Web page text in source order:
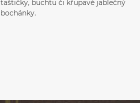
taštičky, buchtu či křupavé jablečný
bochánky.